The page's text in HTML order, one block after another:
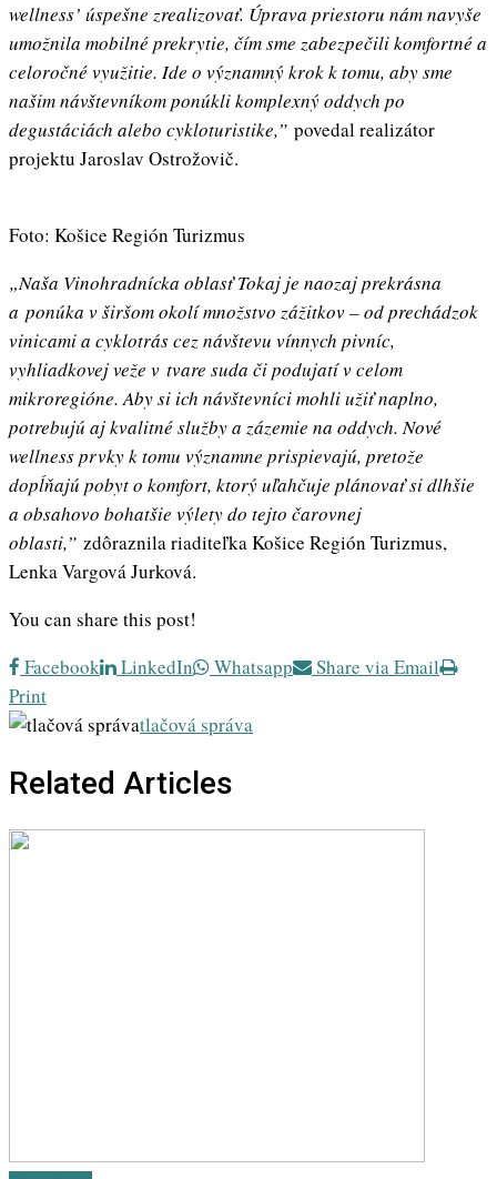
wellness’ úspešne zrealizovať. Úprava priestoru nám navyše
umožnila mobilné prekrytie, čím sme zabezpečili komfortné a
celoročné využitie. Ide o významný krok k tomu, aby sme
našim návštevníkom ponúkli komplexný oddych po
degustáciách alebo cykloturistike,” povedal realizátor
projektu Jaroslav Ostrožovič.
Foto: Košice Región Turizmus
„Naša Vinohradnícka oblasť Tokaj je naozaj prekrásna
a ponúka v širšom okolí množstvo zážitkov – od prechádzok
vinicami a cyklotrás cez návštevu vínnych pivníc,
vyhliadkovej veže v tvare suda či podujatí v celom
mikroregióne. Aby si ich návštevníci mohli užiť naplno,
potrebujú aj kvalitné služby a zázemie na oddych. Nové
wellness prvky k tomu významne prispievajú, pretože
dopĺňajú pobyt o komfort, ktorý uľahčuje plánovať si dlhšie
a obsahovo bohatšie výlety do tejto čarovnej
oblasti,” zdôraznila riaditeľka Košice Región Turizmus,
Lenka Vargová Jurková.
You can share this post!
Facebook
LinkedIn Whatsapp
Share via Email
Print
tlačová správa
Related Articles